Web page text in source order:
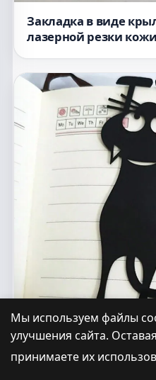
Закладка в виде
лазерной резки
Мы используем файлы
улучшения сайта.
принимаете их